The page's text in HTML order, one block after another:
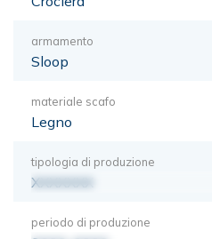
armamento
Sloop
materiale scafo
Legno
tipologia di produzione
XXXXXXX
periodo di produzione